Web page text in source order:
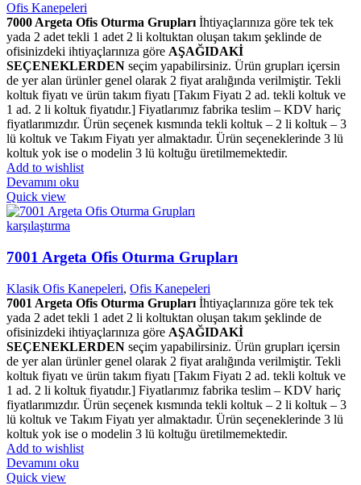
Ofis Kanepeleri
7000 Argeta Ofis Oturma Grupları İhtiyaçlarınıza göre tek tek
yada 2 adet tekli 1 adet 2 li koltuktan oluşan takım şeklinde de
ofisinizdeki ihtiyaçlarınıza göre AŞAĞIDAKİ
SEÇENEKLERDEN seçim yapabilirsiniz. Ürün grupları içersin
de yer alan ürünler genel olarak 2 fiyat aralığında verilmiştir. Tekli
koltuk fiyatı ve ürün takım fiyatı [Takım Fiyatı 2 ad. tekli koltuk ve
1 ad. 2 li koltuk fiyatıdır.] Fiyatlarımız fabrika teslim – KDV hariç
fiyatlarımızdır. Ürün seçenek kısmında tekli koltuk – 2 li koltuk – 3
lü koltuk ve Takım Fiyatı yer almaktadır. Ürün seçeneklerinde 3 lü
koltuk yok ise o modelin 3 lü koltuğu üretilmemektedir.
Add to wishlist
Devamını oku
Quick view
karşılaştırma
7001 Argeta Ofis Oturma Grupları
Klasik Ofis Kanepeleri, Ofis Kanepeleri
7001 Argeta Ofis Oturma Grupları İhtiyaçlarınıza göre tek tek
yada 2 adet tekli 1 adet 2 li koltuktan oluşan takım şeklinde de
ofisinizdeki ihtiyaçlarınıza göre AŞAĞIDAKİ
SEÇENEKLERDEN seçim yapabilirsiniz. Ürün grupları içersin
de yer alan ürünler genel olarak 2 fiyat aralığında verilmiştir. Tekli
koltuk fiyatı ve ürün takım fiyatı [Takım Fiyatı 2 ad. tekli koltuk ve
1 ad. 2 li koltuk fiyatıdır.] Fiyatlarımız fabrika teslim – KDV hariç
fiyatlarımızdır. Ürün seçenek kısmında tekli koltuk – 2 li koltuk – 3
lü koltuk ve Takım Fiyatı yer almaktadır. Ürün seçeneklerinde 3 lü
koltuk yok ise o modelin 3 lü koltuğu üretilmemektedir.
Add to wishlist
Devamını oku
Quick view